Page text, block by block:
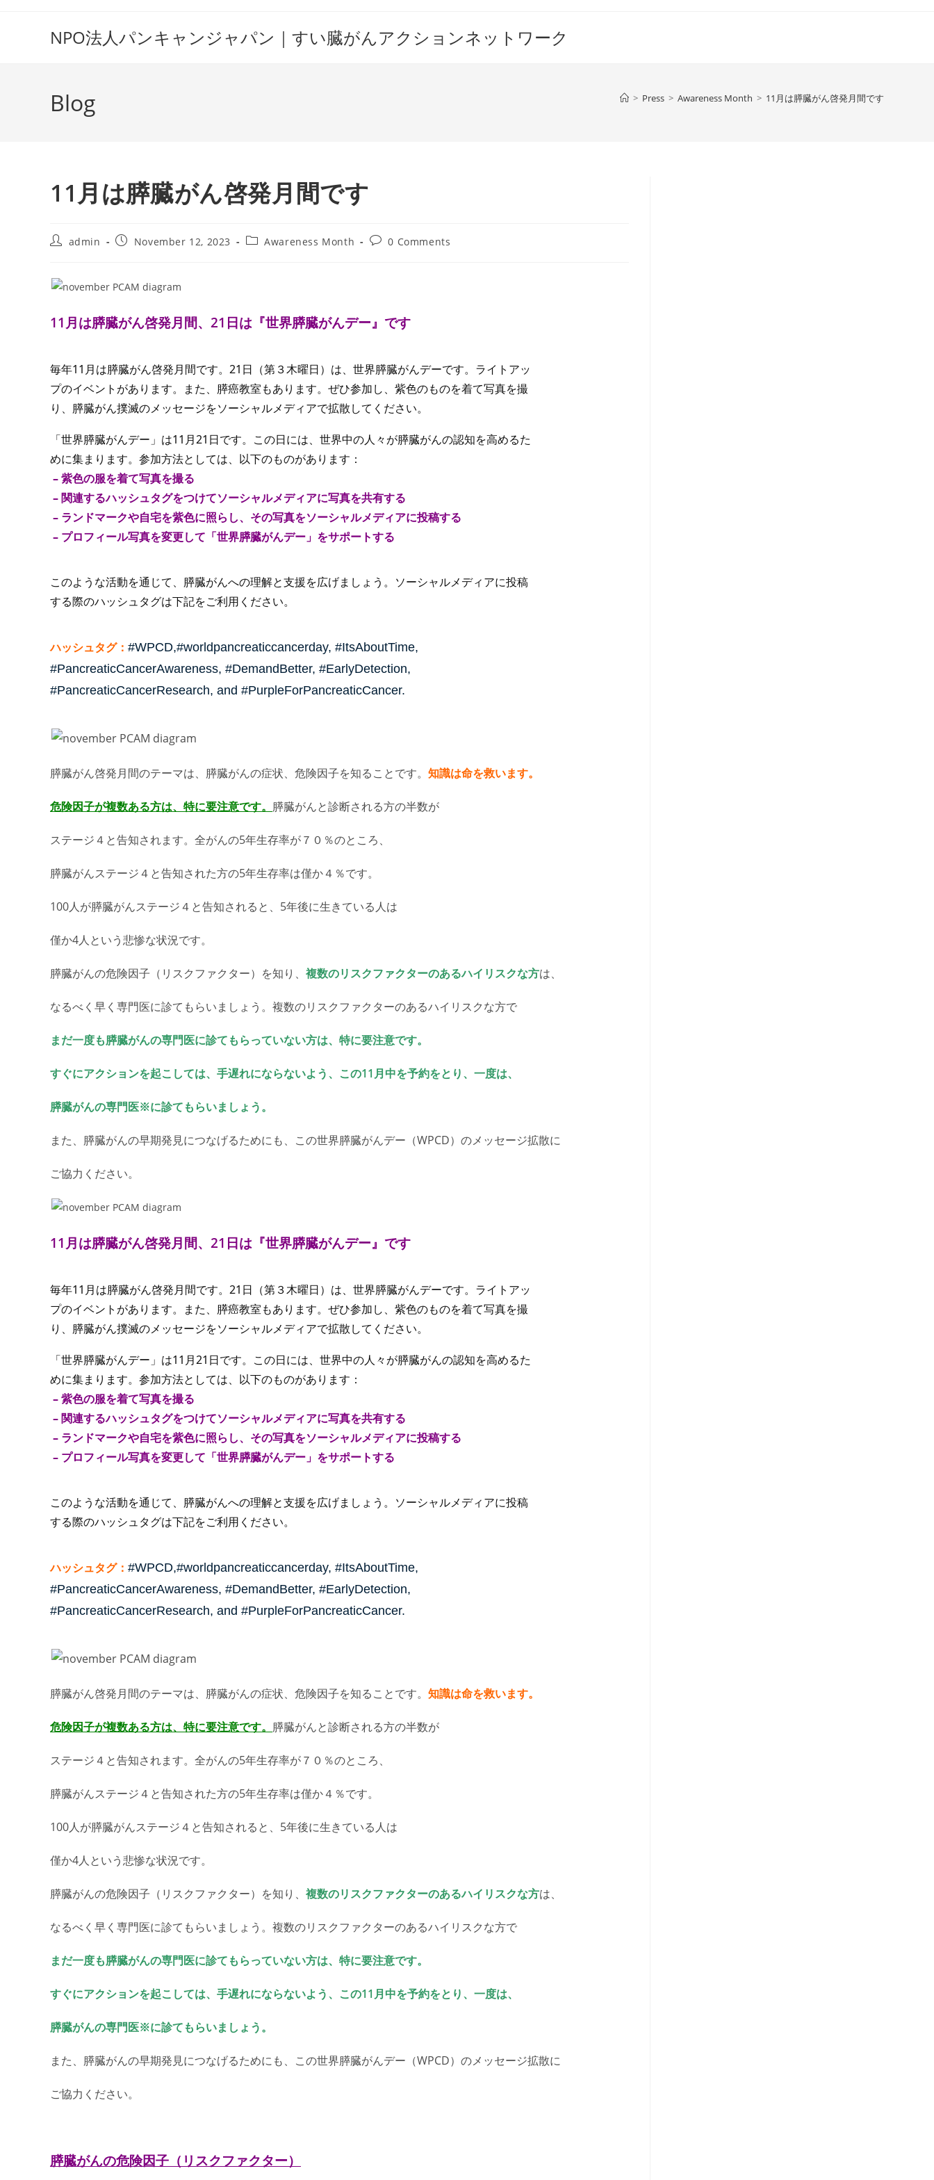
NPO法人パンキャンジャパン｜すい臓がんアクションネットワーク
Blog > Press > Awareness Month > 11月は膵臓がん啓発月間です
11月は膵臓がん啓発月間です
Postadmin
PostNovember 12, 2023
PostAwareness Month
Post0 Comments
11月は膵臓がん啓発月間、21日は『世界膵臓がんデー』です
毎年11月は膵臓がん啓発月間です。21日（第３木曜日）は、世界膵臓がんデーです。ライトアッ
プのイベントがあります。また、膵癌教室もあります。ぜひ参加し、紫色のものを着て写真を撮
り、膵臓がん撲滅のメッセージをソーシャルメディアで拡散してください。
「世界膵臓がんデー」は11月21日です。この日には、世界中の人々が膵臓がんの認知を高めるた
めに集まります。参加方法としては、以下のものがあります：
– 紫色の服を着て写真を撮る
– 関連するハッシュタグをつけてソーシャルメディアに写真を共有する
– ランドマークや自宅を紫色に照らし、その写真をソーシャルメディアに投稿する
– プロフィール写真を変更して「世界膵臓がんデー」をサポートする
このような活動を通じて、膵臓がんへの理解と支援を広げましょう。ソーシャルメディアに投稿
する際のハッシュタグは下記をご利用ください。
ハッシュタグ： #WPCD,#worldpancreaticcancerday, #ItsAboutTime,
#PancreaticCancerAwareness, #DemandBetter, #EarlyDetection,
#PancreaticCancerResearch, and #PurpleForPancreaticCancer.
膵臓がん啓発月間のテーマは、膵臓がんの症状、危険因子を知ることです。 知識は命を救います。
危険因子が複数ある方は、特に要注意です。 膵臓がんと診断される方の半数が
ステージ４と告知されます。全がんの5年生存率が７０％のところ、
膵臓がんステージ４と告知された方の5年生存率は僅か４％です。
100人が膵臓がんステージ４と告知されると、5年後に生きている人は
僅か4人という悲惨な状況です。
膵臓がんの危険因子（リスクファクター）を知り、 複数のリスクファクターのあるハイリスクな方は、
なるべく早く専門医に診てもらいましょう。複数のリスクファクターのあるハイリスクな方で
まだ一度も膵臓がんの専門医に診てもらっていない方は、特に要注意です。
すぐにアクションを起こしては、 手遅れにならないよう、この11月中を予約をとり、一度は、
膵臓がんの専門医※に診てもらいましょう。
また、膵臓がんの早期発見につなげるためにも、この世界膵臓がんデー（WPCD）のメッセージ拡散に
ご協力ください。
11月は膵臓がん啓発月間、21日は『世界膵臓がんデー』です
毎年11月は膵臓がん啓発月間です。21日（第３木曜日）は、世界膵臓がんデーです。ライトアッ
プのイベントがあります。また、膵癌教室もあります。ぜひ参加し、紫色のものを着て写真を撮
り、膵臓がん撲滅のメッセージをソーシャルメディアで拡散してください。
「世界膵臓がんデー」は11月21日です。この日には、世界中の人々が膵臓がんの認知を高めるた
めに集まります。参加方法としては、以下のものがあります：
– 紫色の服を着て写真を撮る
– 関連するハッシュタグをつけてソーシャルメディアに写真を共有する
– ランドマークや自宅を紫色に照らし、その写真をソーシャルメディアに投稿する
– プロフィール写真を変更して「世界膵臓がんデー」をサポートする
このような活動を通じて、膵臓がんへの理解と支援を広げましょう。ソーシャルメディアに投稿
する際のハッシュタグは下記をご利用ください。
ハッシュタグ： #WPCD,#worldpancreaticcancerday, #ItsAboutTime,
#PancreaticCancerAwareness, #DemandBetter, #EarlyDetection,
#PancreaticCancerResearch, and #PurpleForPancreaticCancer.
膵臓がん啓発月間のテーマは、膵臓がんの症状、危険因子を知ることです。 知識は命を救います。
危険因子が複数ある方は、特に要注意です。 膵臓がんと診断される方の半数が
ステージ４と告知されます。全がんの5年生存率が７０％のところ、
膵臓がんステージ４と告知された方の5年生存率は僅か４％です。
100人が膵臓がんステージ４と告知されると、5年後に生きている人は
僅か4人という悲惨な状況です。
膵臓がんの危険因子（リスクファクター）を知り、 複数のリスクファクターのあるハイリスクな方は、
なるべく早く専門医に診てもらいましょう。複数のリスクファクターのあるハイリスクな方で
まだ一度も膵臓がんの専門医に診てもらっていない方は、特に要注意です。
すぐにアクションを起こしては、 手遅れにならないよう、この11月中を予約をとり、一度は、
膵臓がんの専門医※に診てもらいましょう。
また、膵臓がんの早期発見につなげるためにも、この世界膵臓がんデー（WPCD）のメッセージ拡散に
ご協力ください。
膵臓がんの危険因子（リスクファクター）